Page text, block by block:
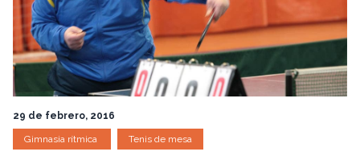
29 de febrero, 2016
Gimnasia rítmica Tenis de mesa